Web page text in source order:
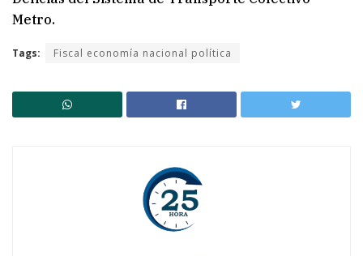
Metro.
Tags: Fiscal economía nacional política